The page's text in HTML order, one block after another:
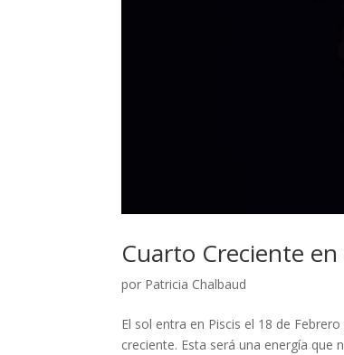
Cuarto Creciente
por Patricia Chalbaud
El sol entra en Piscis el 18 de
creciente. Esta será una energía que